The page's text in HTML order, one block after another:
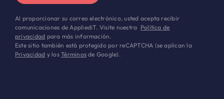
Al proporcionar su correo electrónico, usted acepta recibir
comunicaciones de AppliediT. Visite nuestra Política de
privacidad para más información.
Este sitio también está protegido por reCAPTCHA (se aplican la
Privacidad y losTérminos de Google).